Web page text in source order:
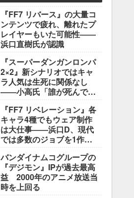
『FF7 リバース』の大量コ
ンテンツで疲れ、離れたプ
レイヤーもいた可能性――
浜口直樹氏が認識
『スーパーダンガンロンパ
2×2』新シナリオではキャ
ラ人気は生死に関係なし
――小高氏「誰が死んでも
で」
『FF7 リベレーション』各
キャラ4種でもウェア制作
は大仕事――浜口D、現代
では多数のジョブを1作に
説明
バンダイナムコグループの
『デジモン』IPが過去最高
益 2000年のアニメ放送当
時を上回る